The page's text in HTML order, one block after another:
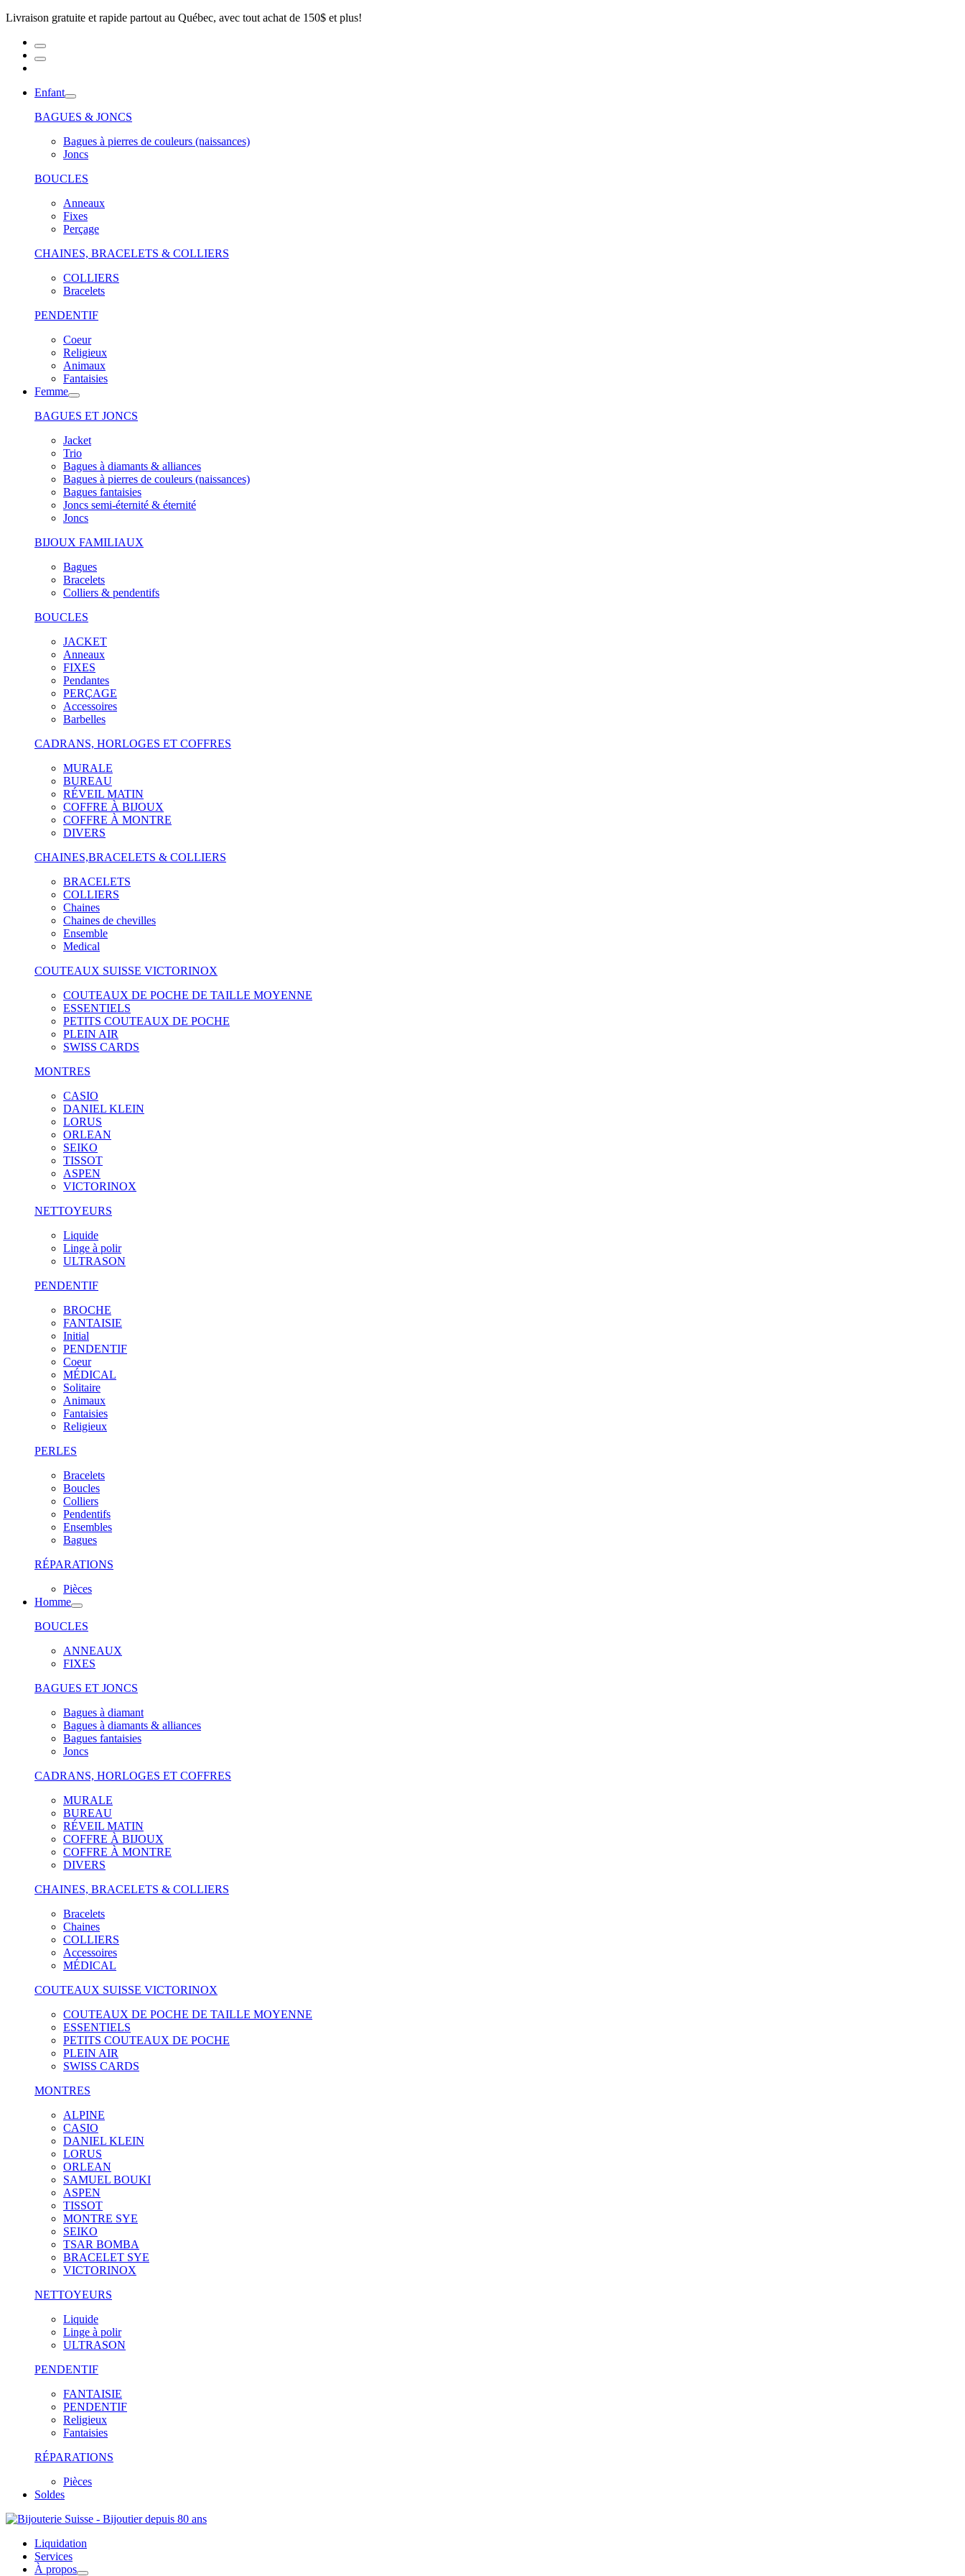
Livraison gratuite et rapide partout au Québec, avec tout achat de 150$ et plus!
Enfant
BAGUES & JONCS
Bagues à pierres de couleurs (naissances)
Joncs
BOUCLES
Anneaux
Fixes
Perçage
CHAINES, BRACELETS & COLLIERS
COLLIERS
Bracelets
PENDENTIF
Coeur
Religieux
Animaux
Fantaisies
Femme
BAGUES ET JONCS
Jacket
Trio
Bagues à diamants & alliances
Bagues à pierres de couleurs (naissances)
Bagues fantaisies
Joncs semi-éternité & éternité
Joncs
BIJOUX FAMILIAUX
Bagues
Bracelets
Colliers & pendentifs
BOUCLES
JACKET
Anneaux
FIXES
Pendantes
PERÇAGE
Accessoires
Barbelles
CADRANS, HORLOGES ET COFFRES
MURALE
BUREAU
RÉVEIL MATIN
COFFRE À BIJOUX
COFFRE À MONTRE
DIVERS
CHAINES,BRACELETS & COLLIERS
BRACELETS
COLLIERS
Chaines
Chaines de chevilles
Ensemble
Medical
COUTEAUX SUISSE VICTORINOX
COUTEAUX DE POCHE DE TAILLE MOYENNE
ESSENTIELS
PETITS COUTEAUX DE POCHE
PLEIN AIR
SWISS CARDS
MONTRES
CASIO
DANIEL KLEIN
LORUS
ORLEAN
SEIKO
TISSOT
ASPEN
VICTORINOX
NETTOYEURS
Liquide
Linge à polir
ULTRASON
PENDENTIF
BROCHE
FANTAISIE
Initial
PENDENTIF
Coeur
MÉDICAL
Solitaire
Animaux
Fantaisies
Religieux
PERLES
Bracelets
Boucles
Colliers
Pendentifs
Ensembles
Bagues
RÉPARATIONS
Pièces
Homme
BOUCLES
ANNEAUX
FIXES
BAGUES ET JONCS
Bagues à diamant
Bagues à diamants & alliances
Bagues fantaisies
Joncs
CADRANS, HORLOGES ET COFFRES
MURALE
BUREAU
RÉVEIL MATIN
COFFRE À BIJOUX
COFFRE À MONTRE
DIVERS
CHAINES, BRACELETS & COLLIERS
Bracelets
Chaines
COLLIERS
Accessoires
MÉDICAL
COUTEAUX SUISSE VICTORINOX
COUTEAUX DE POCHE DE TAILLE MOYENNE
ESSENTIELS
PETITS COUTEAUX DE POCHE
PLEIN AIR
SWISS CARDS
MONTRES
ALPINE
CASIO
DANIEL KLEIN
LORUS
ORLEAN
SAMUEL BOUKI
ASPEN
TISSOT
MONTRE SYE
SEIKO
TSAR BOMBA
BRACELET SYE
VICTORINOX
NETTOYEURS
Liquide
Linge à polir
ULTRASON
PENDENTIF
FANTAISIE
PENDENTIF
Religieux
Fantaisies
RÉPARATIONS
Pièces
Soldes
Liquidation
Services
À propos